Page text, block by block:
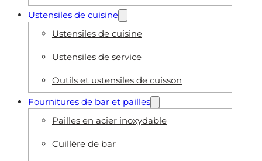
Ustensiles de cuisine
Ustensiles de cuisine
Ustensiles de service
Outils et ustensiles de cuisson
Fournitures de bar et pailles
Pailles en acier inoxydable
Cuillère de bar